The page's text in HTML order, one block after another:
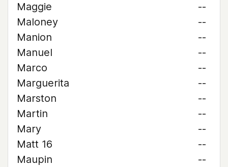
Maggie
--
Maloney
--
Manion
--
Manuel
--
Marco
--
Marguerita
--
Marston
--
Martin
--
Mary
--
Matt 16
--
Maupin
--